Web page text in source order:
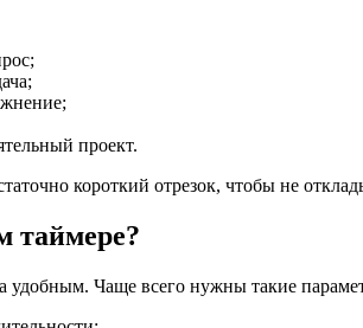
проект.
короткий отрезок, чтобы не
таймере?
Чаще всего нужны такие